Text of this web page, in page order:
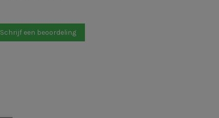
Schrijf een beoordeling